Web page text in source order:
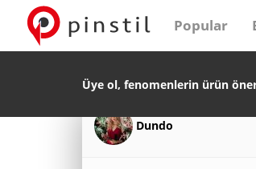
Popular
Üye ol, fenomenlerin ürün
Dundo